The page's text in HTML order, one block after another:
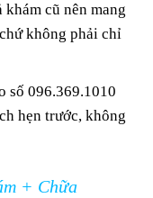
cũ nên mang
không phải chỉ
số 096.369.1010
hẹn trước, không
+ Chữa